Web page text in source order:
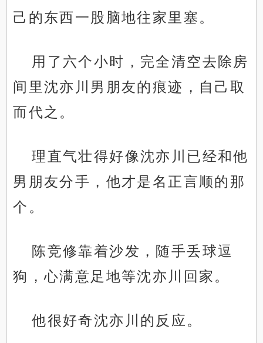
己的东西一股脑地往家里塞。
用了六个小时，完全清空去除房
间里沈亦川男朋友的痕迹，自己取
而代之。
理直气壮得好像沈亦川已经和他
男朋友分手，他才是名正言顺的那
个。
陈竞修靠着沙发，随手丢球逗
狗，心满意足地等沈亦川回家。
他很好奇沈亦川的反应。